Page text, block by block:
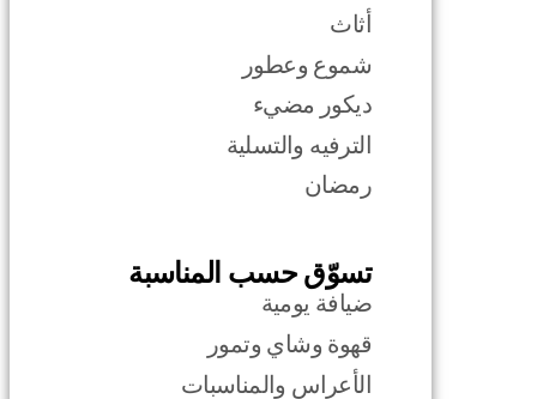
أثاث
شموع وعطور
ديكور مضيء
الترفيه والتسلية
رمضان
تسوّق حسب المناسبة
ضيافة يومية
قهوة وشاي وتمور
الأعراس والمناسبات